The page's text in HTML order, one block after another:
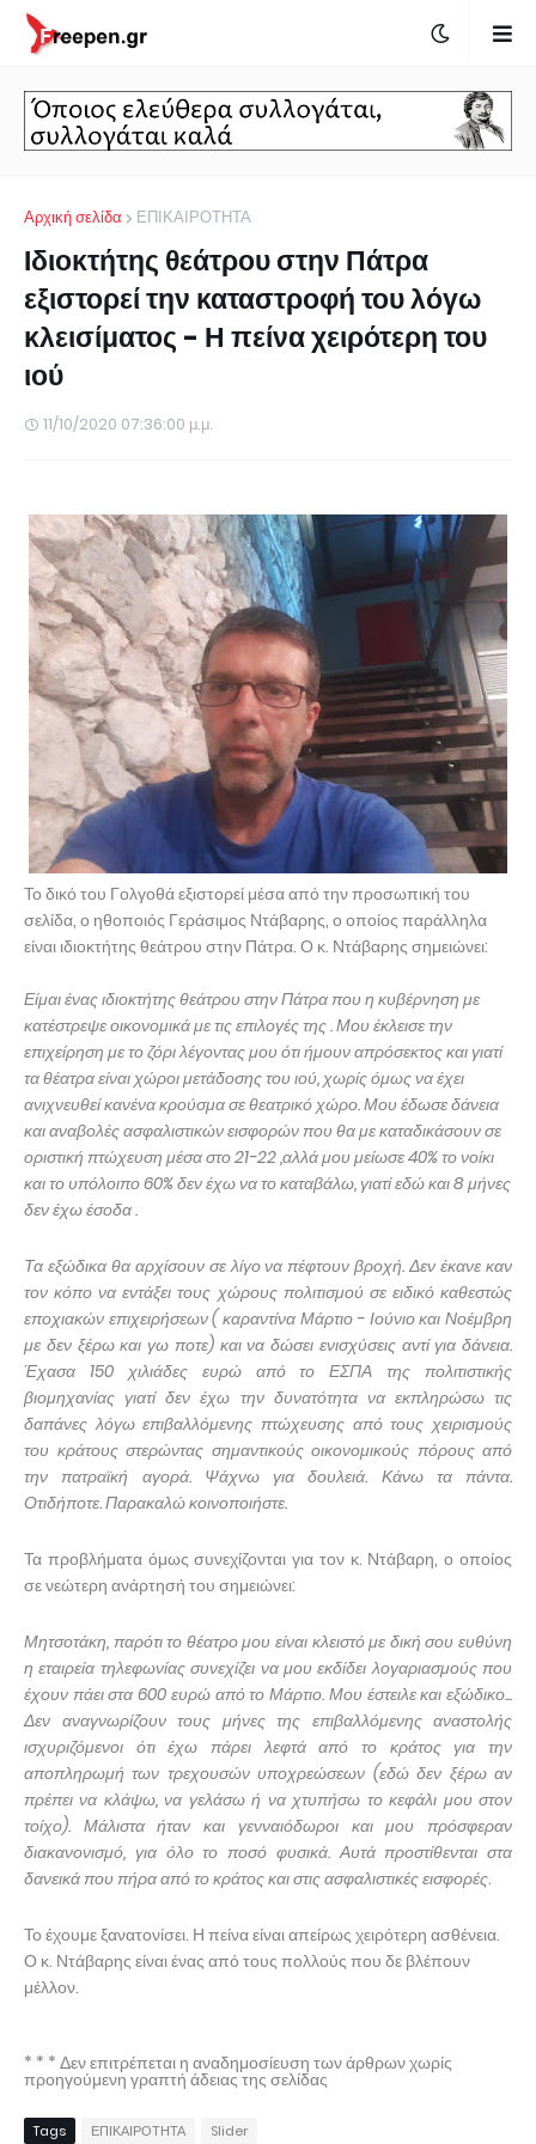
Αρχική σελίδα ΕΠΙΚΑΙΡΟΤΗΤΑ
Ιδιοκτήτης θεάτρου στην Πάτρα
εξιστορεί την καταστροφή του λόγω
κλεισίματος - Η πείνα χειρότερη του
ιού
11/10/2020 07:36:00 μ.μ.
Το δικό του Γολγοθά εξιστορεί μέσα από την προσωπική του
σελίδα, ο ηθοποιός Γεράσιμος Ντάβαρης, ο οποίος παράλληλα
είναι ιδιοκτήτης θεάτρου στην Πάτρα. Ο κ. Ντάβαρης σημειώνει:
Είμαι ένας ιδιοκτήτης θεάτρου στην Πάτρα που η κυβέρνηση με
κατέστρεψε οικονομικά με τις επιλογές της . Μου έκλεισε την
επιχείρηση με το ζόρι λέγοντας μου ότι ήμουν απρόσεκτος και γιατί
τα θέατρα είναι χώροι μετάδοσης του ιού, χωρίς όμως να έχει
ανιχνευθεί κανένα κρούσμα σε θεατρικό χώρο. Μου έδωσε δάνεια
και αναβολές ασφαλιστικών εισφορών που θα με καταδικάσουν σε
οριστική πτώχευση μέσα στο 21-22 ,αλλά μου μείωσε 40% το νοίκι
και το υπόλοιπο 60% δεν έχω να το καταβάλω, γιατί εδώ και 8 μήνες
δεν έχω έσοδα .
Τα εξώδικα θα αρχίσουν σε λίγο να πέφτουν βροχή. Δεν έκανε καν
τον κόπο να εντάξει τους χώρους πολιτισμού σε ειδικό καθεστώς
εποχιακών επιχειρήσεων ( καραντίνα Μάρτιο - Ιούνιο και Νοέμβρη
με δεν ξέρω και γω ποτε) και να δώσει ενισχύσεις αντί για δάνεια.
Έχασα 150 χιλιάδες ευρώ από το ΕΣΠΑ της πολιτιστικής
βιομηχανίας γιατί δεν έχω την δυνατότητα να εκπληρώσω τις
δαπάνες λόγω επιβαλλόμενης πτώχευσης από τους χειρισμούς
του κράτους στερώντας σημαντικούς οικονομικούς πόρους από
την πατραϊκή αγορά. Ψάχνω για δουλειά. Κάνω τα πάντα.
Οτιδήποτε. Παρακαλώ κοινοποιήστε.
Τα προβλήματα όμως συνεχίζονται για τον κ. Ντάβαρη, ο οποίος
σε νεώτερη ανάρτησή του σημειώνει:
Μητσοτάκη, παρότι το θέατρο μου είναι κλειστό με δική σου ευθύνη
η εταιρεία τηλεφωνίας συνεχίζει να μου εκδίδει λογαριασμούς που
έχουν πάει στα 600 ευρώ από το Μάρτιο. Μου έστειλε και εξώδικο...
Δεν αναγνωρίζουν τους μήνες της επιβαλλόμενης αναστολής
ισχυριζόμενοι ότι έχω πάρει λεφτά από το κράτος για την
αποπληρωμή των τρεχουσών υποχρεώσεων (εδώ δεν ξέρω αν
πρέπει να κλάψω, να γελάσω ή να χτυπήσω το κεφάλι μου στον
τοίχο). Μάλιστα ήταν και γενναιόδωροι και μου πρόσφεραν
διακανονισμό, για όλο το ποσό φυσικά. Αυτά προστίθενται στα
δανεικά που πήρα από το κράτος και στις ασφαλιστικές εισφορές.
Το έχουμε ξανατονίσει. Η πείνα είναι απείρως χειρότερη ασθένεια.
Ο κ. Ντάβαρης είναι ένας από τους πολλούς που δε βλέπουν
μέλλον.
* * * Δεν επιτρέπεται η αναδημοσίευση των άρθρων χωρίς
προηγούμενη γραπτή άδειας της σελίδας
Tags ΕΠΙΚΑΙΡΟΤΗΤΑ Slider